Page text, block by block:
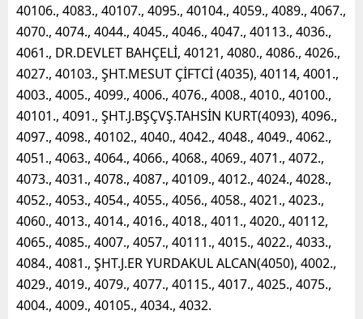
40106., 4083., 40107., 4095., 40104., 4059., 4089., 4067.,
4070., 4074., 4044., 4045., 4046., 4047., 40113., 4036.,
4061., DR.DEVLET BAHÇELİ, 40121, 4080., 4086., 4026.,
4027., 40103., ŞHT.MESUT ÇİFTCİ (4035), 40114, 4001.,
4003., 4005., 4099., 4006., 4076., 4008., 4010., 40100.,
40101., 4091., ŞHT.J.BŞÇVŞ.TAHSİN KURT(4093), 4096.,
4097., 4098., 40102., 4040., 4042., 4048., 4049., 4062.,
4051., 4063., 4064., 4066., 4068., 4069., 4071., 4072.,
4073., 4031., 4078., 4087., 40109., 4012., 4024., 4028.,
4052., 4053., 4054., 4055., 4056., 4058., 4021., 4023.,
4060., 4013., 4014., 4016., 4018., 4011., 4020., 40112,
4065., 4085., 4007., 4057., 40111., 4015., 4022., 4033.,
4084., 4081., ŞHT.J.ER YURDAKUL ALCAN(4050), 4002.,
4029., 4019., 4079., 4077., 40115., 4017., 4025., 4075.,
4004., 4009., 40105., 4034., 4032.